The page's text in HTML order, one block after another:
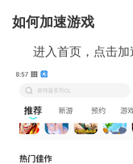
如何加速游戏
进入首页，点击加